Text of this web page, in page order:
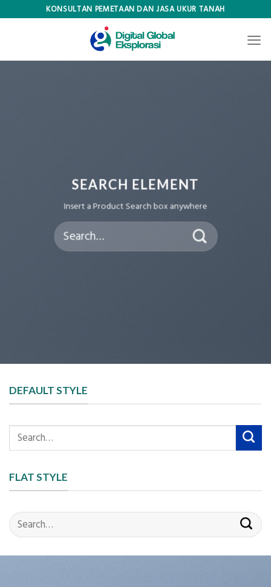
KONSULTAN PEMETAAN DAN JASA UKUR TANAH
SEARCH ELEMENT
Insert a Product Search box anywhere
Search
for:
DEFAULT STYLE
Search
FLAT STYLE
Search
for: